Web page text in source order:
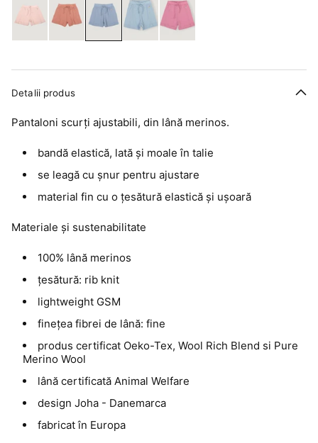
Detalii produs
Pantaloni scurți ajustabili, din lână merinos.
bandă elastică, lată și moale în talie
se leagă cu șnur pentru ajustare
material fin cu o țesătură elastică și ușoară
Materiale și sustenabilitate
100% lână merinos
țesătură: rib knit
lightweight GSM
finețea fibrei de lână: fine
produs certificat Oeko-Tex, Wool Rich Blend si Pure
Merino Wool
lână certificată Animal Welfare
design Joha - Danemarca
fabricat în Europa